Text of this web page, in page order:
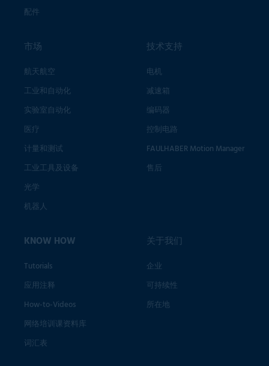
配件
市场
航天航空
工业和自动化
实验室自动化
医疗
计量和测试
工业工具及设备
光学
机器人
技术支持
电机
减速箱
编码器
控制电路
FAULHABER Motion Manager
售后
KNOW HOW
Tutorials
应用注释
How-to-Videos
网络培训课资料库
词汇表
关于我们
企业
可持续性
所在地